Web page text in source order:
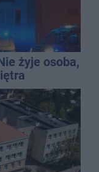
żyje osoba,